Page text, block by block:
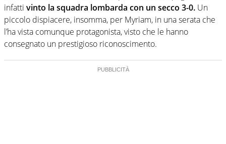
infatti vinto la squadra lombarda con un secco 3-0. Un
piccolo dispiacere, insomma, per Myriam, in una serata che
l’ha vista comunque protagonista, visto che le hanno
consegnato un prestigioso riconoscimento.